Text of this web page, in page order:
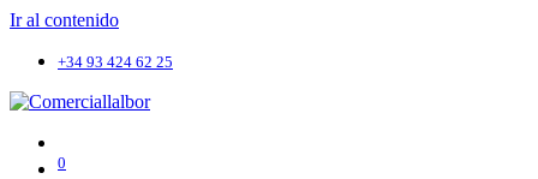
Ir al contenido
+34 93 424 62 25
0